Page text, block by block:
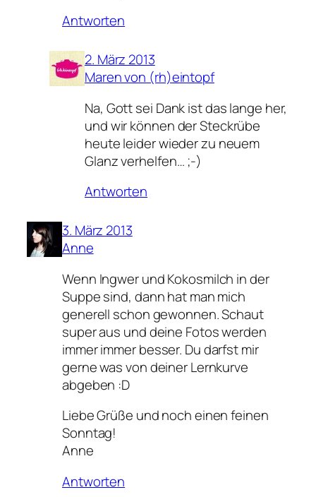
Antworten
2. März 2013
Maren von (rh)eintopf
Na, Gott sei Dank ist das lange her,
und wir können der Steckrübe
heute leider wieder zu neuem
Glanz verhelfen… ;-)
Antworten
3. März 2013
Anne
Wenn Ingwer und Kokosmilch in der
Suppe sind, dann hat man mich
generell schon gewonnen. Schaut
super aus und deine Fotos werden
immer immer besser. Du darfst mir
gerne was von deiner Lernkurve
abgeben :D
Liebe Grüße und noch einen feinen
Sonntag!
Anne
Antworten